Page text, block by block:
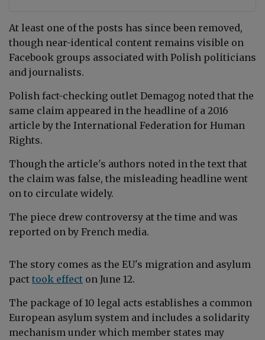
At least one of the posts has since been removed,
though near-identical content remains visible on
Facebook groups associated with Polish politicians
and journalists.
Polish fact-checking outlet Demagog noted that the
same claim appeared in the headline of a 2016
article by the International Federation for Human
Rights.
Though the article's authors noted in the text that
the claim was false, the misleading headline went
on to circulate widely.
The piece drew controversy at the time and was
reported on by French media.
The story comes as the EU's migration and asylum
pact took effect on June 12.
The package of 10 legal acts establishes a common
European asylum system and includes a solidarity
mechanism under which member states may